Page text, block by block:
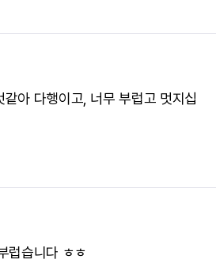
아 다행이고, 너무 부럽고 멋지십
럽습니다 ㅎㅎ